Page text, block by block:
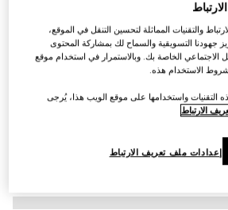
والتقنيات المماثلة لتحسين التنقل في الموقع،
جهودنا التسويقية والسماح لك بمشاركة المحتوى
الاجتماعي الخاصة بك. وبالاستمرار في استخدام موقع
الاستخدام هذه.
التقنيات واستخدامها على موقع الويب هذا، يُرجى
الارتباط
إعدادات ملف تعريف الارتباط